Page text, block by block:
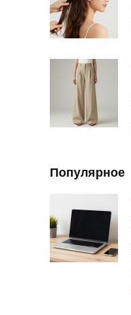
Популярное